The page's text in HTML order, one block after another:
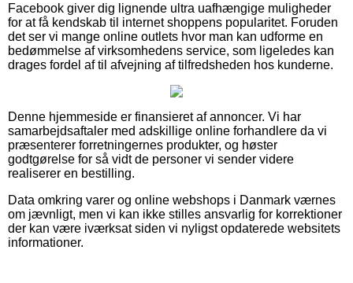
Facebook giver dig lignende ultra uafhængige muligheder
for at få kendskab til internet shoppens popularitet. Foruden
det ser vi mange online outlets hvor man kan udforme en
bedømmelse af virksomhedens service, som ligeledes kan
drages fordel af til afvejning af tilfredsheden hos kunderne.
Denne hjemmeside er finansieret af annoncer. Vi har
samarbejdsaftaler med adskillige online forhandlere da vi
præsenterer forretningernes produkter, og høster
godtgørelse for så vidt de personer vi sender videre
realiserer en bestilling.
Data omkring varer og online webshops i Danmark værnes
om jævnligt, men vi kan ikke stilles ansvarlig for korrektioner
der kan være iværksat siden vi nyligst opdaterede websitets
informationer.